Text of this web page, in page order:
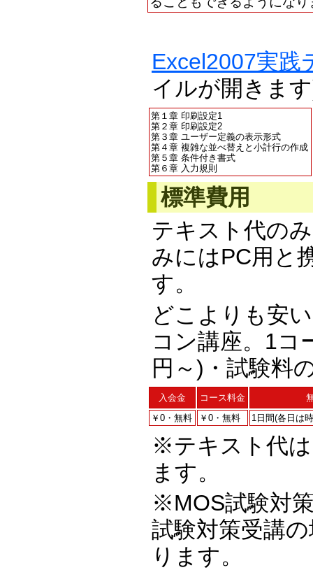
Excel2007実践
イルが開きま
第１章 印刷設定1
第２章 印刷設定2
第３章 ユーザー定義の表示形式
第４章 複雑な並べ替えと小計行の作成
第５章 条件付き書式
第６章 入力規則
標準費用
テキスト代の
みにはPC用と
す。
どこよりも安
コン講座。1コ
円～)・試験料
入会金 コース料金
￥0・無料
￥0・無料 1日間(各日は
※テキスト代
ます。
※MOS試験対
試験対策受講
ります。